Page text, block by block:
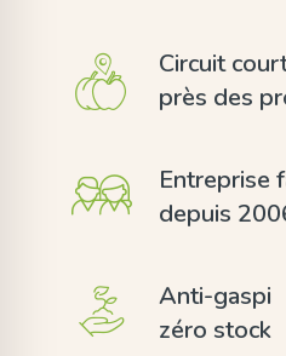
Circuit
près des
Entreprise
depuis
Anti-gaspi
zéro stock